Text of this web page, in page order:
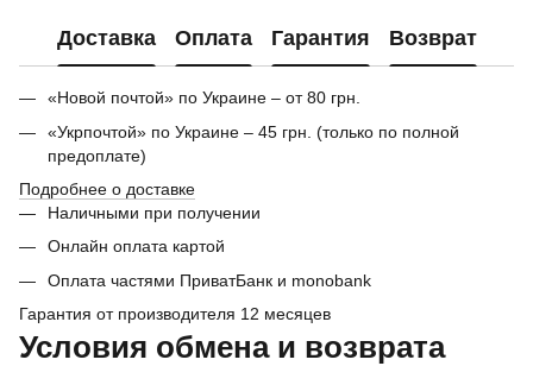
Доставка Оплата Гарантия Возврат
«Новой почтой» по Украине – от 80 грн.
«Укрпочтой» по Украине – 45 грн. (только по полной
предоплате)
Подробнее о доставке
Наличными при получении
Онлайн оплата картой
Оплата частями ПриватБанк и monobank
Гарантия от производителя 12 месяцев
Условия обмена и возврата